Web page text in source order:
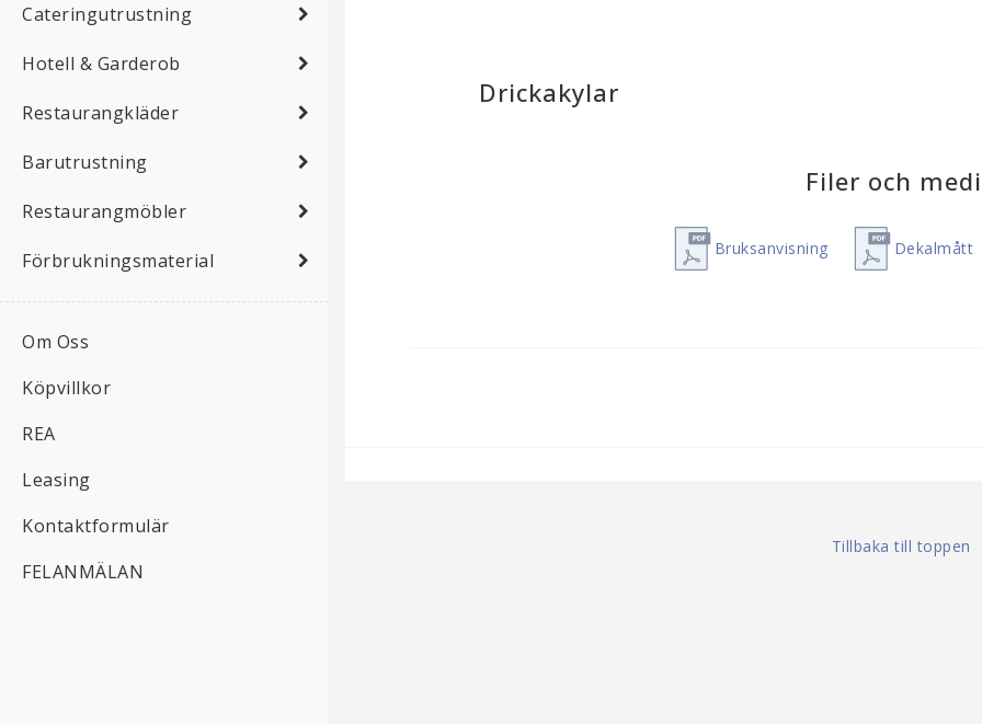
Cateringutrustning
Hotell & Garderob
Restaurangkläder
Barutrustning
Restaurangmöbler
Förbrukningsmaterial
Om Oss
Köpvillkor
REA
Leasing
Kontaktformulär
FELANMÄLAN
Drickakylar
Filer och
Bruksanvisning Dekalmått
Tillbaka till toppen